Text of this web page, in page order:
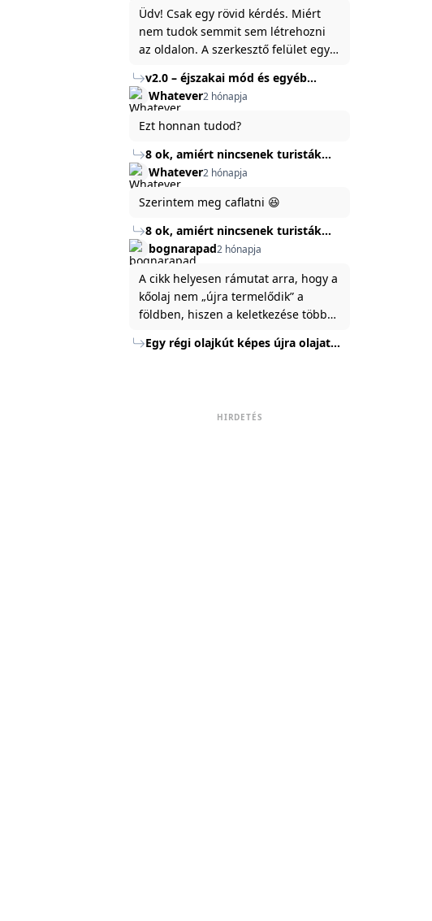
baráti megjegyzés: ha nem fontos
és tud várni néhány napot a
tartalom, amit készíteni
szeretnél, inkább várj néhány napot,
mert ég és föld lesz a különbség a
jelenlegi rendszer és az új között -
legfőképpen egyébként épp
tartalomkészítési szempontból! :)
Üdv! Csak egy rövid kérdés. Miért
nem tudok semmit sem létrehozni
az oldalon. A szerkesztő felület egy
Köszönöm ha válaszoltok.
v2.0 – éjszakai mód és egyéb
fejlesztések
Whatever2 hónapja
Ezt honnan tudod?
8 ok, amiért nincsenek turisták
Törökország Fekete-tenger felőli
partján
Whatever2 hónapja
Szerintem meg caflatni 😆
8 ok, amiért nincsenek turisták
Törökország Fekete-tenger felőli
partján
bognarapad2 hónapja
A cikk helyesen rámutat arra, hogy a
kőolaj nem „újra termelődik” a
földben, hiszen a keletkezése több
Energiaügyi Minisztériuma szerint a
nyomáskülönbség kiegyenlítődik,
Egy régi olajkút képes újra olajat
HIRDETÉS